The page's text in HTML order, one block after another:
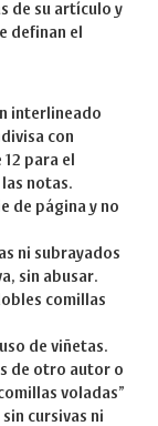
de su artículo y
definan el
interlineado
con
para el
notas.
de página y no
ni subrayados
sin abusar.
comillas
de viñetas.
de otro autor o
voladas”
cursivas ni